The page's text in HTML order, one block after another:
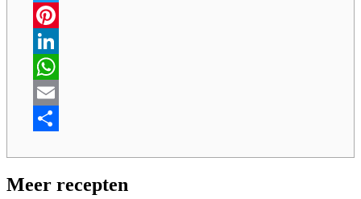
Twitter
Pinterest
LinkedIn
WhatsApp
Email
Meer recepten